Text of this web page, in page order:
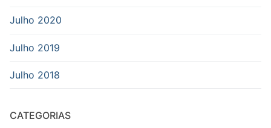
Julho 2020
Julho 2019
Julho 2018
CATEGORIAS